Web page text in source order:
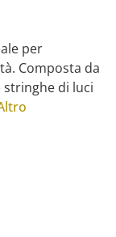
per
Composta da
stringhe di luci